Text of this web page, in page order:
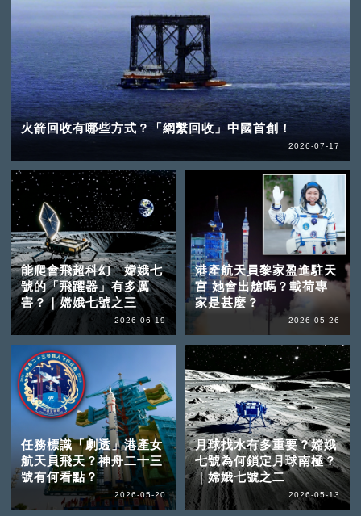
火箭回收有哪些方式？「網繫回收」中國首創！
2026-07-17
能爬會飛超科幻 嫦娥七
號的「飛躍器」有多厲
害？｜嫦娥七號之三
2026-06-19
港產航天員黎家盈進駐天
宮 她會出艙嗎？載荷專
家是甚麼？
2026-05-26
任務標識「劇透」港產女
航天員飛天？神舟二十三
號有何看點？
2026-05-20
月球找水有多重要？嫦娥
七號為何鎖定月球南極？
｜嫦娥七號之二
2026-05-13